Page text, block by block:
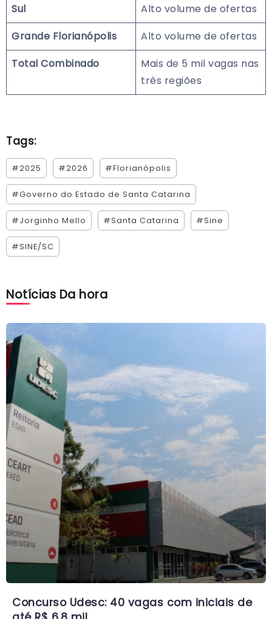
Sul
Alto volume de ofertas
Grande Florianópolis
Alto volume de ofertas
Total Combinado
Mais de 5 mil vagas nas
três regiões
Tags:
#2025 #2026 #Florianópolis
#Governo do Estado de Santa Catarina
#Jorginho Mello #Santa Catarina #Sine
#SINE/SC
Notícias Da hora
Concurso Udesc: 40 vagas com iniciais de